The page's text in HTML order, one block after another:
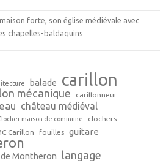
forte, son église médiévale avec
chapelles-baldaquins
balade carillon
mécanique carillonneur
château médiéval
maison de commune clochers
Carillon fouilles guitare
Montheron langage